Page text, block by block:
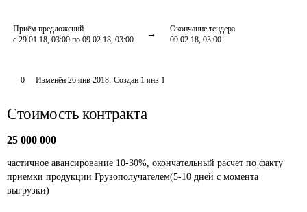
Приём предложений
с 29.01.18, 03:00 по 09.02.18, 03:00
Окончание тендера
09.02.18, 03:00
0 Изменён 26 янв 2018. Создан 1 янв 1
Стоимость контракта
25 000 000
частичное авансирование 10-30%, окончательный расчет по факту
приемки продукции Грузополучателем(5-10 дней с момента
выгрузки)